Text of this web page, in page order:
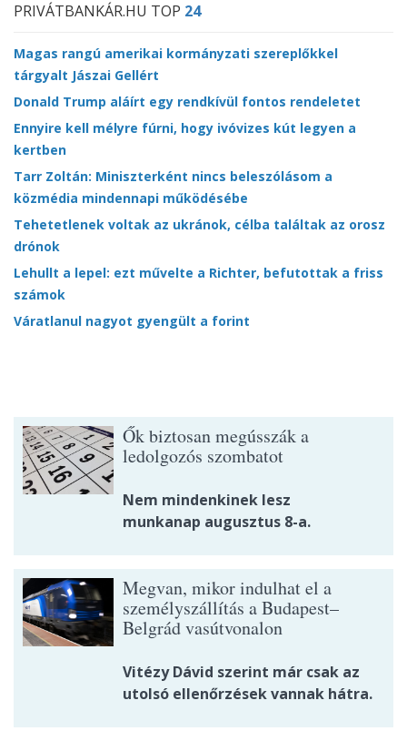
PRIVÁTBANKÁR.HU TOP 24
Magas rangú amerikai kormányzati szereplőkkel
tárgyalt Jászai Gellért
Donald Trump aláírt egy rendkívül fontos rendeletet
Ennyire kell mélyre fúrni, hogy ivóvizes kút legyen a
kertben
Tarr Zoltán: Miniszterként nincs beleszólásom a
közmédia mindennapi működésébe
Tehetetlenek voltak az ukránok, célba találtak az orosz
drónok
Lehullt a lepel: ezt művelte a Richter, befutottak a friss
számok
Váratlanul nagyot gyengült a forint
Ők biztosan megússzák a
ledolgozós szombatot
Nem mindenkinek lesz
munkanap augusztus 8-a.
Megvan, mikor indulhat el a
személyszállítás a Budapest–
Belgrád vasútvonalon
Vitézy Dávid szerint már csak az
utolsó ellenőrzések vannak hátra.